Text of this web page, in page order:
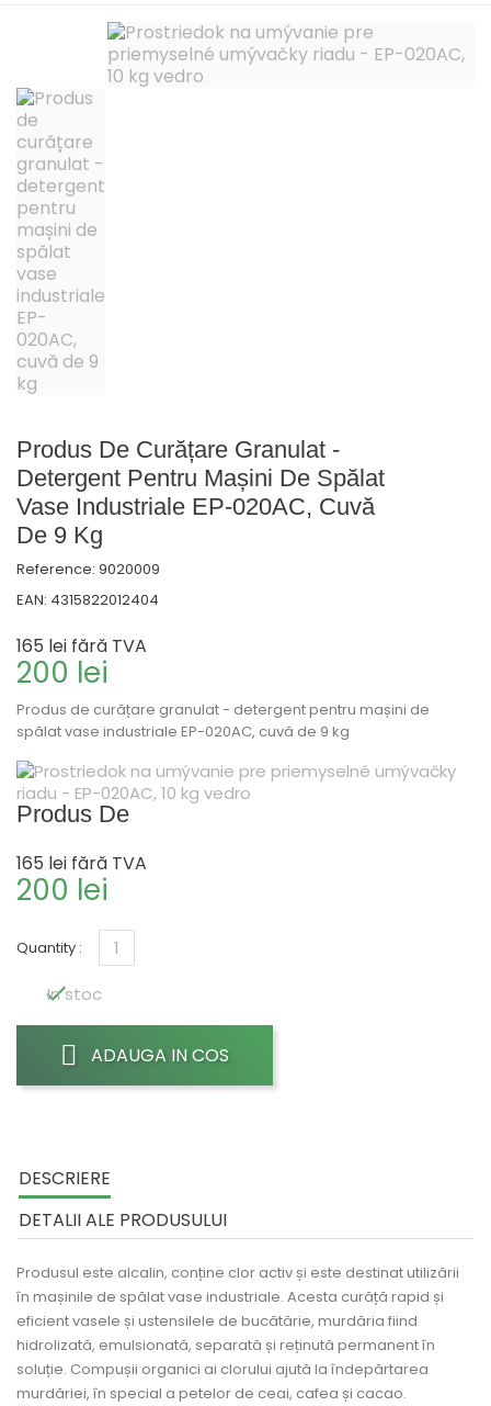
Produs De Curățare Granulat -
Detergent Pentru Mașini De Spălat
Vase Industriale EP-020AC, Cuvă
De 9 Kg
Reference: 9020009
EAN: 4315822012404
165 lei fără TVA
200 lei
Produs de curățare granulat - detergent pentru mașini de
spălat vase industriale EP-020AC, cuvă de 9 kg
Produs De
165 lei fără TVA
200 lei
Quantity :

In stoc
ADAUGA IN COS
DESCRIERE
DETALII ALE PRODUSULUI
Produsul este alcalin, conține clor activ și este destinat utilizării
în mașinile de spălat vase industriale. Acesta curăță rapid și
eficient vasele și ustensilele de bucătărie, murdăria fiind
hidrolizată, emulsionată, separată și reținută permanent în
soluție. Compușii organici ai clorului ajută la îndepărtarea
murdăriei, în special a petelor de ceai, cafea și cacao.